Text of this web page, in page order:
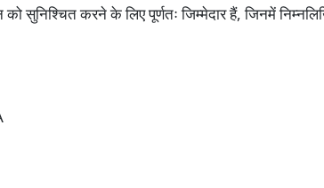
सुनिश्चित करने के लिए पूर्णतः जिम्मेदार हैं, जिनमें